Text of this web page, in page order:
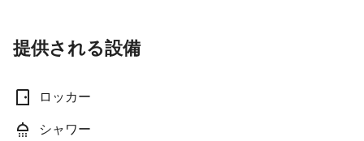
提供される設備
ロッカー
シャワー